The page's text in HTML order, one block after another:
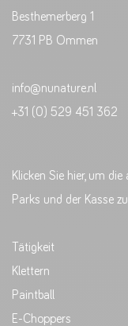
Besthemerberg 1
7731 PB Ommen
info@nunature.nl
+31 (0) 529 451 362
Klicken Sie hier, um
Parks und der Kasse
Tätigkeit
Klettern
Paintball
E-Choppers